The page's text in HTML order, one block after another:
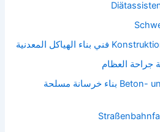
جراحة العظام
اوسبيلدونغ نجار الباطون Beton- und بناء خرسانة مسلحة